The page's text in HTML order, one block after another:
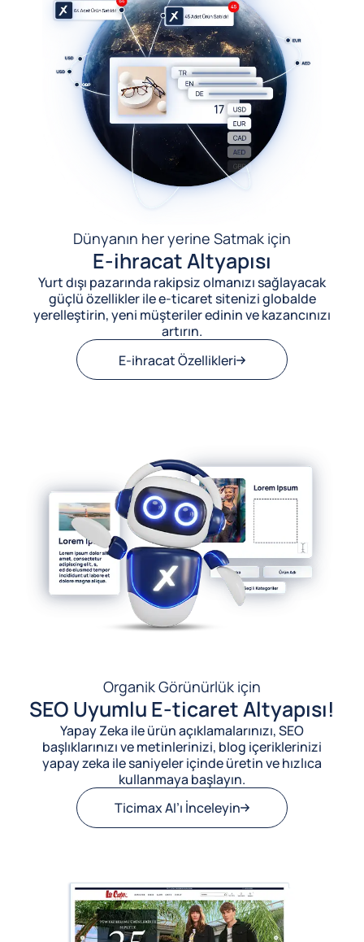
Dünyanın her yerine Satmak için
E-ihracat Altyapısı
Yurt dışı pazarında rakipsiz olmanızı sağlayacak
güçlü özellikler ile e-ticaret sitenizi globalde
yerelleştirin, yeni müşteriler edinin ve kazancınızı
artırın.
E-ihracat Özellikleri
Organik Görünürlük için
SEO Uyumlu E-ticaret Altyapısı!
Yapay Zeka ile ürün açıklamalarınızı, SEO
başlıklarınızı ve metinlerinizi, blog içeriklerinizi
yapay zeka ile saniyeler içinde üretin ve hızlıca
kullanmaya başlayın.
Ticimax AI’ı İnceleyin